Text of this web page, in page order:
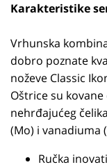
Karakteristike
Vrhunska
dobro poznate
noževe Classic
Oštrice su
nehrđajućeg
(Mo) i vanadiuma
Ručka